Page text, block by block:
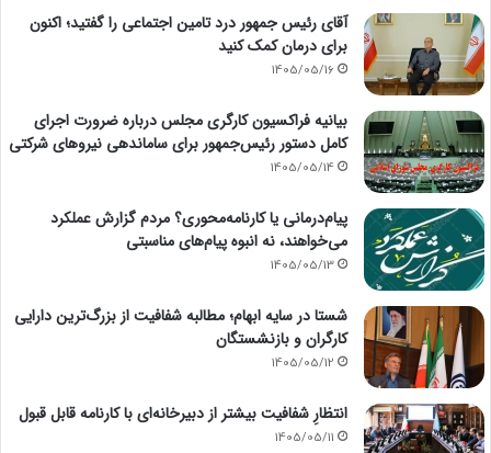
آقای رئیس جمهور درد تامین اجتماعی را گفتید؛ اکنون
برای درمان کمک کنید
1405/05/16
بیانیه فراکسیون کارگری مجلس درباره ضرورت اجرای
کامل دستور رئیس‌جمهور برای ساماندهی نیروهای شرکتی
1405/05/14
پیام‌درمانی یا کارنامه‌محوری؟ مردم گزارش عملکرد
می‌خواهند، نه انبوه پیام‌های مناسبتی
1405/05/13
شستا در سایه ابهام؛ مطالبه شفافیت از بزرگ‌ترین دارایی
کارگران و بازنشستگان
1405/05/12
انتظارِ شفافیت بیشتر از دبیرخانه‌ای با کارنامه قابل قبول
1405/05/11